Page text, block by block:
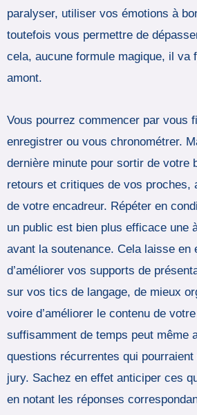
paralyser, utiliser vos émotions à
toutefois vous permettre de
cela, aucune formule magique, il va
amont.
Vous pourrez commencer par vous
enregistrer ou vous chronométrer.
dernière minute pour sortir de votre
retours et critiques de vos proches,
de votre encadreur. Répéter en
un public est bien plus efficace une
avant la soutenance. Cela laisse en
d’améliorer vos supports de
sur vos tics de langage, de mieux
voire d’améliorer le contenu de
suffisamment de temps peut même
questions récurrentes qui
jury. Sachez en effet anticiper ces
en notant les réponses